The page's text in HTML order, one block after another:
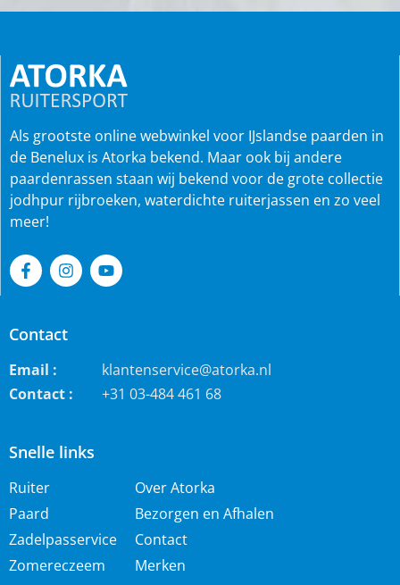
Snelle links
Ruiter
Paard
Zadelpasservice
Zomereczeem
Over Atorka
Bezorgen en Afhalen
Contact
Merken
Als grootste online webwinkel voor IJslandse paarden in
de Benelux is Atorka bekend. Maar ook bij andere
paardenrassen staan wij bekend voor de grote collectie
jodhpur rijbroeken, waterdichte ruiterjassen en zo veel
meer!
Contact
Email :
klantenservice@atorka.nl
Contact :
+31 03-484 461 68